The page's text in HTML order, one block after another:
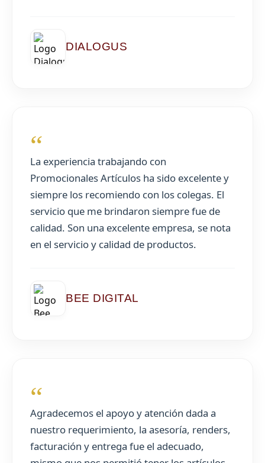
DIALOGUS
“
La experiencia trabajando con
Promocionales Artículos ha sido excelente y
siempre los recomiendo con los colegas. El
servicio que me brindaron siempre fue de
calidad. Son una excelente empresa, se nota
en el servicio y calidad de productos.
BEE DIGITAL
“
Agradecemos el apoyo y atención dada a
nuestro requerimiento, la asesoría, renders,
facturación y entrega fue el adecuado,